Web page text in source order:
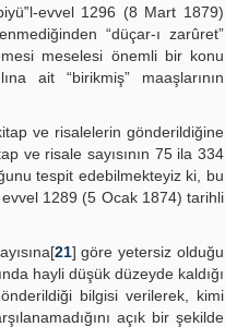
evvel 1296 (8 Mart 1879)
“düçar-ı zarûret”
meselesi önemli bir konu
ait “birikmiş” maaşlarının
ve risalelerin gönderildiğine
ve risale sayısının 75 ila 334
tespit edebilmekteyiz ki, bu
1289 (5 Ocak 1874) tarihli
21] göre yetersiz olduğu
hayli düşük düzeyde kaldığı
bilgisi verilerek, kimi
açık bir şekilde